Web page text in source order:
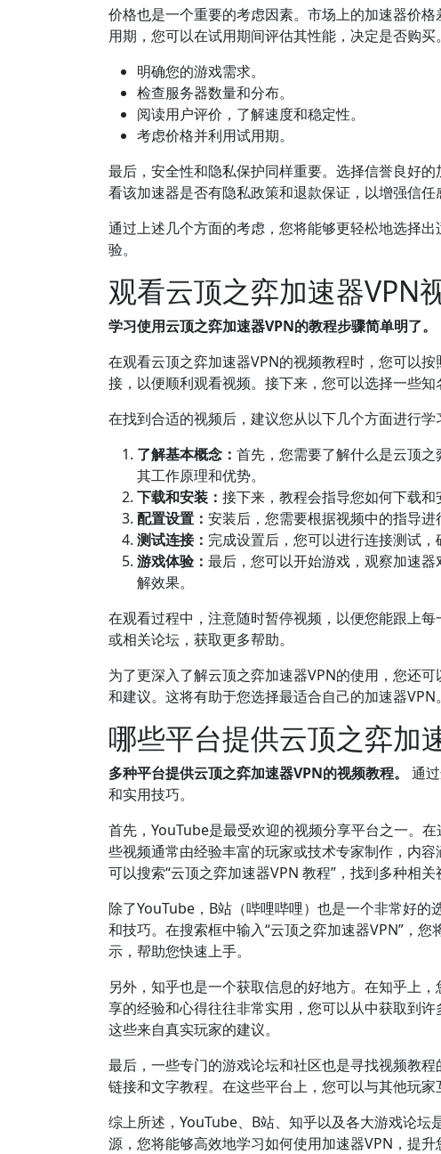
价格也是一个重要的考虑因素。市场上的加速器价
用期，您可以在试用期间评估其性能，决定是否购买。
明确您的游戏需求。
检查服务器数量和分布。
阅读用户评价，了解速度和稳定性。
考虑价格并利用试用期。
最后，安全性和隐私保护同样重要。选择信誉良好
看该加速器是否有隐私政策和退款保证，以增强信任
通过上述几个方面的考虑，您将能够更轻松地选择
验。
观看云顶之弈加速器VPN
学习使用云顶之弈加速器VPN的教程步骤简单明了。
在观看云顶之弈加速器VPN的视频教程时，您可以
接，以便顺利观看视频。接下来，您可以选择一些
在找到合适的视频后，建议您从以下几个方面进行学
了解基本概念： 首先，您需要了解什么是云顶
其工作原理和优势。
下载和安装： 接下来，教程会指导您如何下载和
配置设置： 安装后，您需要根据视频中的指导进
测试连接： 完成设置后，您可以进行连接测试
游戏体验： 最后，您可以开始游戏，观察加速
解效果。
在观看过程中，注意随时暂停视频，以便您能跟上
或相关论坛，获取更多帮助。
为了更深入了解云顶之弈加速器VPN的使用，您还
和建议。这将有助于您选择最适合自己的加速器VPN。
哪些平台提供云顶之弈加
多种平台提供云顶之弈加速器VPN的视频教程。
通
和实用技巧。
首先，YouTube是最受欢迎的视频分享平台之一。
些视频通常由经验丰富的玩家或技术专家制作，内
可以搜索“云顶之弈加速器VPN 教程”，找到多种相
除了YouTube，B站（哔哩哔哩）也是一个非常好
和技巧。在搜索框中输入“云顶之弈加速器VPN”，
示，帮助您快速上手。
另外，知乎也是一个获取信息的好地方。在知乎上
享的经验和心得往往非常实用，您可以从中获取到
这些来自真实玩家的建议。
最后，一些专门的游戏论坛和社区也是寻找视频教
链接和文字教程。在这些平台上，您可以与其他玩家
综上所述，YouTube、B站、知乎以及各大游戏论
源，您将能够高效地学习如何使用加速器VPN，提升